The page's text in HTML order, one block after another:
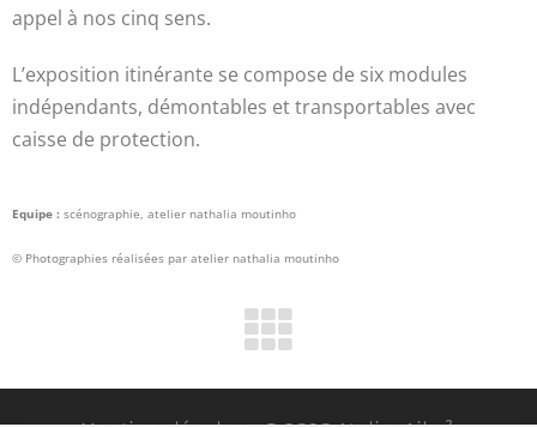
appel à nos cinq sens.
L’exposition itinérante se compose de six modules
indépendants, démontables et transportables avec
caisse de protection.
Equipe : scénographie, atelier nathalia moutinho
© Photographies réalisées par atelier nathalia moutinho